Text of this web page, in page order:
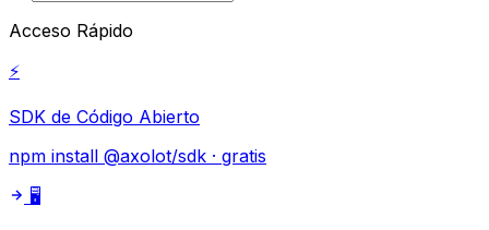
Acceso Rápido
⚡
SDK de Código Abierto
npm install @axolot/sdk · gratis
🖥️